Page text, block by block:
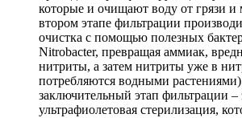
которые и очищают воду от грязи и
втором этапе фильтрации
очистка с помощью полезных
Nitrobacter, превращая аммиак,
нитриты, а затем нитриты уже в
потребляются водными
заключительный этап фильтрации –
ультрафиолетовая стерилизация,